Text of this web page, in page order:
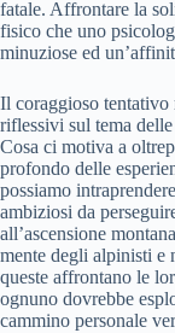
fatale. Affrontare la
fisico che uno
minuziose ed
Il coraggioso tentativo
riflessivi sul tema
Cosa ci motiva a
profondo delle
possiamo
ambiziosi da
all’ascensione
mente degli alpinisti e
queste affrontano le
ognuno dovrebbe
cammino personale